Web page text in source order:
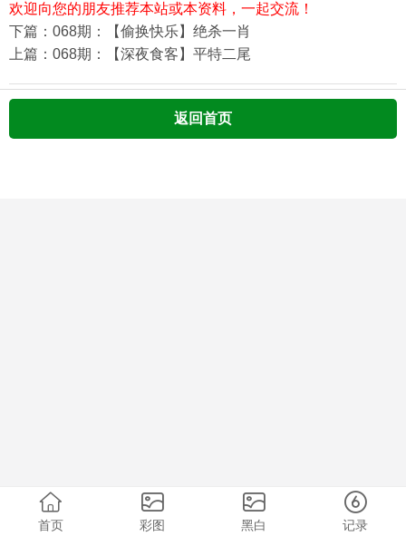
欢迎向您的朋友推荐本站或本资料，一起交流！
下篇：068期：【偷换快乐】绝杀一肖
上篇：068期：【深夜食客】平特二尾
返回首页
首页 彩图 黑白 记录